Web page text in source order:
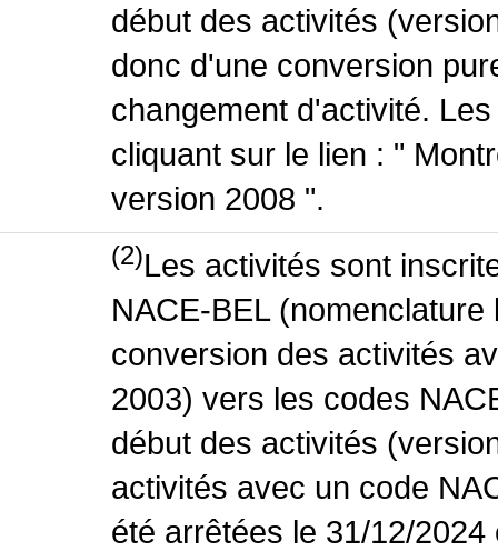
début des activités
donc d'une conversion
changement d'activité.
cliquant sur le lien : "
version 2008 ".
(2)Les activités sont
NACE-BEL
conversion des activités
2003) vers les codes
début des activités
activités avec un code
été arrêtées le 31/12/